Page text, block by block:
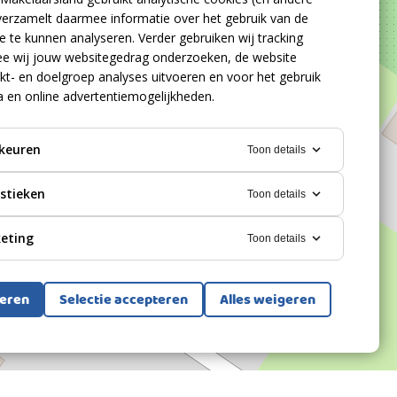
daarmee informatie over het gebruik van de
te kunnen analyseren. Verder gebruiken wij tracking
wij jouw websitegedrag onderzoeken, de website
en doelgroep analyses uitvoeren en voor het gebruik
en online advertentiemogelijkheden.
Toon details
Toon details
Toon details
Selectie accepteren Alles weigeren